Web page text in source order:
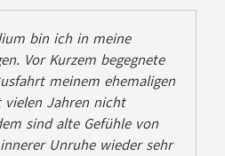
bin ich in meine
Vor Kurzem begegnete
meinem ehemaligen
Jahren nicht
sind alte Gefühle von
Unruhe wieder sehr